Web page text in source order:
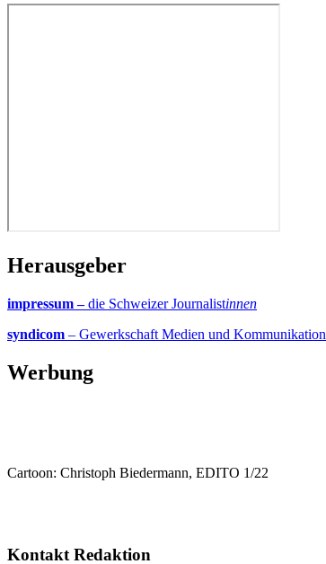
Herausgeber
impressum –die Schweizer Journalistinnen
syndicom – Gewerkschaft Medien und Kommunikation
Werbung
Cartoon: Christoph Biedermann, EDITO 1/22
Kontakt Redaktion